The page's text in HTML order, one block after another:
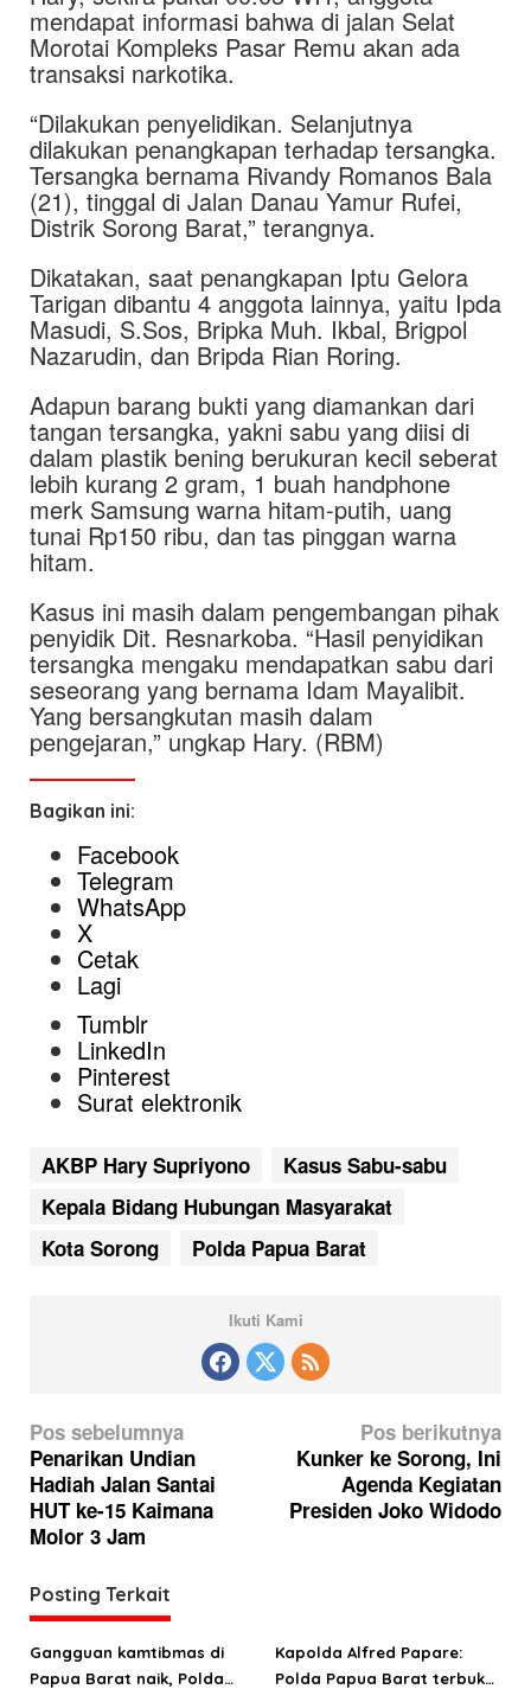
mendapat informasi bahwa di jalan Selat
Morotai Kompleks Pasar Remu akan ada
transaksi narkotika.
“Dilakukan penyelidikan. Selanjutnya
dilakukan penangkapan terhadap tersangka.
Tersangka bernama Rivandy Romanos Bala
(21), tinggal di Jalan Danau Yamur Rufei,
Distrik Sorong Barat,” terangnya.
Dikatakan, saat penangkapan Iptu Gelora
Tarigan dibantu 4 anggota lainnya, yaitu Ipda
Masudi, S.Sos, Bripka Muh. Ikbal, Brigpol
Nazarudin, dan Bripda Rian Roring.
Adapun barang bukti yang diamankan dari
tangan tersangka, yakni sabu yang diisi di
dalam plastik bening berukuran kecil seberat
lebih kurang 2 gram, 1 buah handphone
merk Samsung warna hitam-putih, uang
tunai Rp150 ribu, dan tas pinggan warna
hitam.
Kasus ini masih dalam pengembangan pihak
penyidik Dit. Resnarkoba. “Hasil penyidikan
tersangka mengaku mendapatkan sabu dari
seseorang yang bernama Idam Mayalibit.
Yang bersangkutan masih dalam
pengejaran,” ungkap Hary. (RBM)
Bagikan ini:
Facebook
Telegram
WhatsApp
X
Cetak
Lagi
Tumblr
LinkedIn
Pinterest
Surat elektronik
AKBP Hary Supriyono
Kasus Sabu-sabu
Kepala Bidang Hubungan Masyarakat
Kota Sorong
Polda Papua Barat
Ikuti Kami
N
a
v
i
a
s
i
Pos sebelumnya
Penarikan Undian
Hadiah Jalan Santai
HUT ke-15 Kaimana
Molor 3 Jam
Pos berikutnya
Kunker ke Sorong, Ini
Agenda Kegiatan
Presiden Joko Widodo
Posting Terkait
Gangguan kamtibmas di
Papua Barat naik, Polda
Kapolda Alfred Papare:
Polda Papua Barat terbuka